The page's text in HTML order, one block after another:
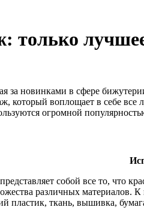
только
за новинками в сфере
который воплощает в себе
огромной
собой все то, что
различных материалов. К
пластик, ткань, вышивка,